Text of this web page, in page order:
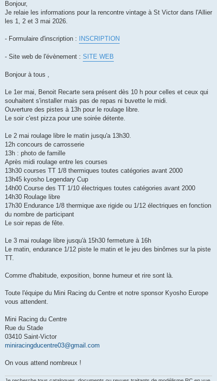
s
a
g
Bonjour,
Je relaie les informations pour la rencontre vintage à St Victor dans l'Allier
les 1, 2 et 3 mai 2026.
- Formulaire d'inscription : INSCRIPTION
- Site web de l'évènement : SITE WEB
Bonjour à tous ,
Le 1er mai, Benoit Recarte sera présent dès 10 h pour celles et ceux qui
souhaitent s'installer mais pas de repas ni buvette le midi.
Ouverture des pistes à 13h pour le roulage libre.
Le soir c'est pizza pour une soirée détente.
Le 2 mai roulage libre le matin jusqu'a 13h30.
12h concours de carrosserie
13h : photo de famille
Après midi roulage entre les courses
13h30 courses TT 1/8 thermiques toutes catégories avant 2000
13h45 kyosho Legendary Cup
14h00 Course des TT 1/10 électriques toutes catégories avant 2000
14h30 Roulage libre
17h30 Endurance 1/8 thermique axe rigide ou 1/12 électriques en fonction
du nombre de participant
Le soir repas de fête.
Le 3 mai roulage libre jusqu'à 15h30 fermeture à 16h
Le matin, endurance 1/12 piste le matin et le jeu des binômes sur la piste
TT.
Comme d'habitude, exposition, bonne humeur et rire sont là.
Toute l'équipe du Mini Racing du Centre et notre sponsor Kyosho Europe
vous attendent.
Mini Racing du Centre
Rue du Stade
03410 Saint-Victor
miniracingducentre03@gmail.com
On vous attend nombreux !